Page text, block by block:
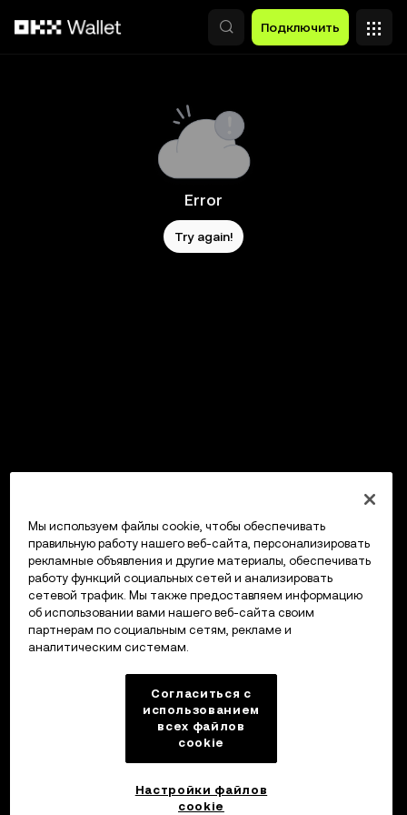
Подключить
Error
Try again!
Мы используем файлы cookie, чтобы обеспечивать
правильную работу нашего веб-сайта, персонализировать
рекламные объявления и другие материалы, обеспечивать
работу функций социальных сетей и анализировать
сетевой трафик. Мы также предоставляем информацию
об использовании вами нашего веб-сайта своим
партнерам по социальным сетям, рекламе и
аналитическим системам.
Согласиться с
использованием
всех файлов
cookie
Настройки файлов
cookie